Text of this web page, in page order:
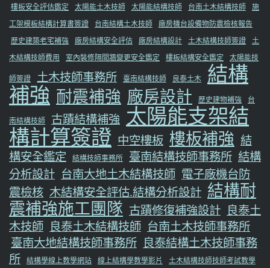
樓板安全評估鑑定
太陽能土木技師 太陽能結構技師 台南土木結構技師 施
工架模板結構計算書簽證
台南結構土木技師 廠房機台設備物防震檢核報告
歷史建築老宅補強
廠房結構安全評估 廠房結構設計 土木結構技師簽證 土
木結構技師費用
室內裝修隔間牆變更安全鑑定 樓板結構安全鑑定 太陽能技
師簽證 土木技師事務所 臺南結構技師 良泰土木 結構
補強 耐震補強 廠房設計 歷史建物補強 台
南結構技師 古蹟結構補強 太陽能支架結
構計算簽證 中空樓板 樓板補強 結
構安全鑑定
結構技師事務所 臺南結構技師事務所 結構
分析設計 台南大地土木結構技師 電子廠機台防
震檢核 木結構安全評估.結構分析設計 結構耐
震補強施工團隊 古蹟修復補強設計 良泰土
木技師 良泰土木結構技師 台南土木技師事務所
臺南大地結構技師事務所 良泰結構土木技師事務
所 結構學線上教學網站 線上結構學教學影片
土木結構技師技師考試教學